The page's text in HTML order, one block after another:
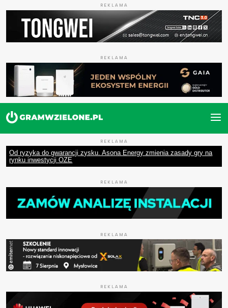
REKLAMA
REKLAMA
REKLAMA
Od ryzyka do gwarancji zysku. Asona Energy zmienia zasady gry na
rynku inwestycji OZE
REKLAMA
REKLAMA
REKLAMA